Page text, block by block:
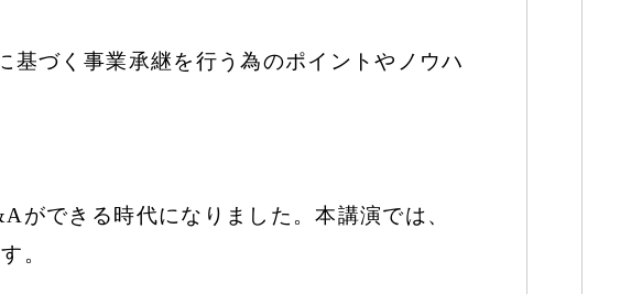
基づく事業承継を行う為のポイントやノウハ
ができる時代になりました。本講演では、
。